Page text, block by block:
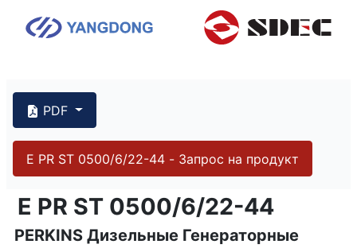
PDF
E PR ST 0500/6/22-44 - Запрос на продукт
{PAGENO}
Emsa оставляет за собой право вносить изменения
info@emsa.gen.tr |www.emsa.gen.tr
E PR ST 0500/6/22-44
E PR ST 0500/6/22-44
PERKINS Дизельные Генераторные